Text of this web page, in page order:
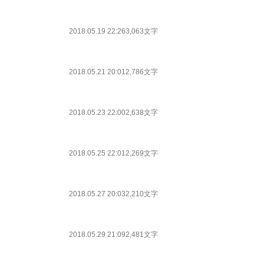
2018.05.19 22:263,063文字
2018.05.21 20:012,786文字
2018.05.23 22:002,638文字
2018.05.25 22:012,269文字
2018.05.27 20:032,210文字
2018.05.29 21:092,481文字